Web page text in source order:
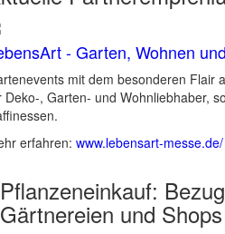
- Garten, Wohnen
mit dem besonderen Flair
Deko-, Garten- und Wohnliebhaber,
erfahren: www.lebensart-messe.de/
Pflanzeneinkauf:
Gärtnereien und Shops